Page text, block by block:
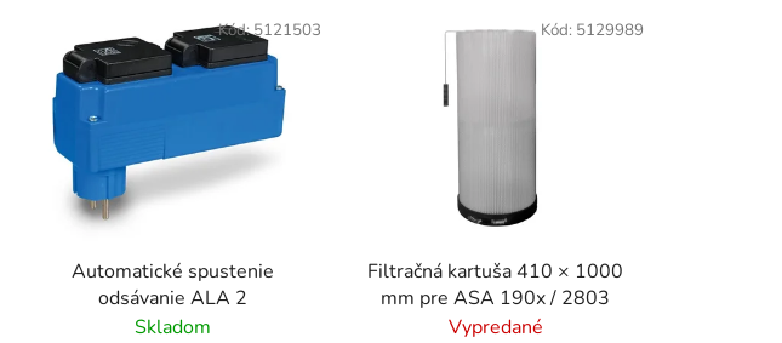
u
k
Automatické spustenie
odsávanie ALA 2
Skladom
Kód:5121503
Filtračná kartuša 410 × 1000
mm pre ASA 190x / 2803
Vypredané
Kód: 5129989